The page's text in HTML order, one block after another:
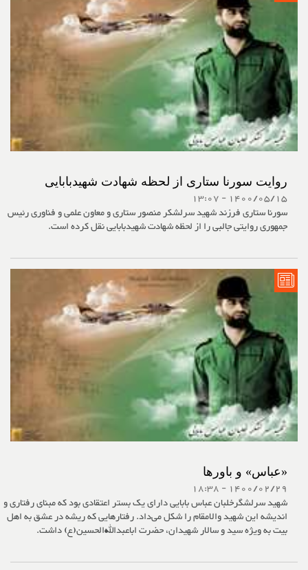
روایت سورنا ستاری از لحظه شهادت شهیدبابایی
1400/05/15 - 13:07
سورنا ستاری فرزند شهید سرلشکر منصور ستاری و معاون علمی و فناوری رئیس
جمهوری روایتی جالبی را از لحظه شهادت شهیدبابایی نقل کرده است.
«عباس» و باورها
1400/02/29 - 18:38
شهید سرلشگرخلبان عباس بابایی دارای یک بستر اعتقادی بود که مبنای رفتاری و
اندیشه این شهید والامقام را شکل می‌داد. رفتارهایی که ریشه در عشق به اهل
بیت به ویژه سید و سالار شهیدان، حضرت اباعبدالله‌الحسین(ع) داشت.